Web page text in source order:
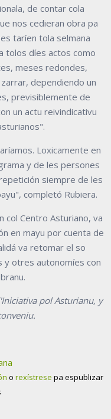
de contar cola
nos cedieran obra pa
taríen tola selmana
tolos díes actos como
meses redondes,
dependiendo un
previsiblemente de
un actu reivindicativu
Loxicamente en
y de les persones
siempre de les
completó Rubiera.
col Centro Asturiano, va
en mayu por cuenta de
va retomar el so
y otres autonomíes con
pol Asturianu, y
o rexístrese pa espublizar